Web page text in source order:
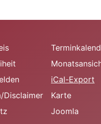
Disclaimer
iCal-Export
Karte
Joomla